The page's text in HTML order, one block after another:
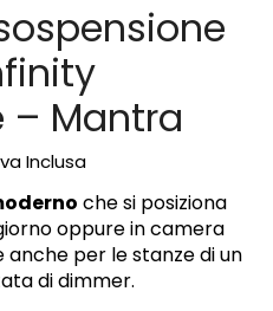
Mantra
Inclusa
che si posiziona
oppure in camera
per le stanze di un
di dimmer.